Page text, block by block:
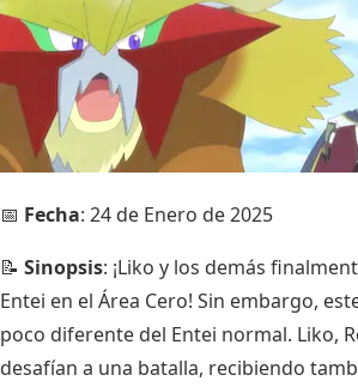
📅 Fecha: 24 de Enero de 2025
📝 Sinopsis: ¡Liko y los demás
Entei en el Área Cero! Sin embargo,
poco diferente del Entei normal. Liko,
desafían a una batalla, recibiendo